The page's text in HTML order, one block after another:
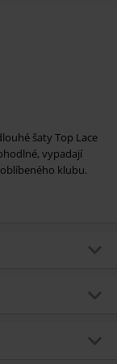
šaty Top Lace
vypadají
klubu.